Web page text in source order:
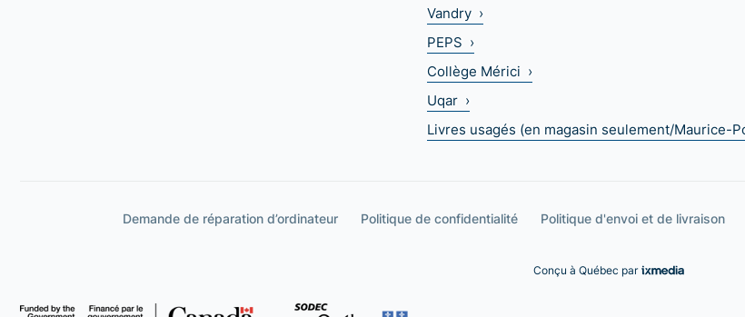
Vandry ›
PEPS ›
Collège Mérici ›
Uqar ›
Livres usagés (en magasin seulement/Maurice-
Demande de réparation d’ordinateur Politique de confidentialité Politique d'envoi et de livraison
Conçu à Québec par